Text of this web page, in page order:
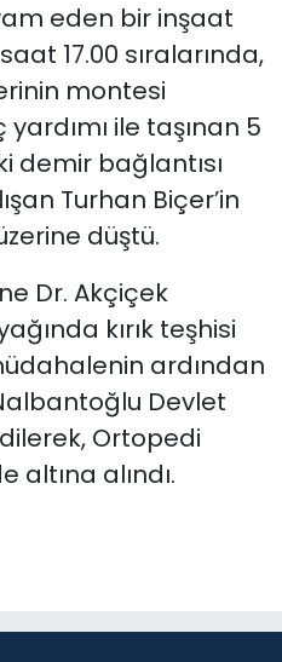
eden bir inşaat
17.00 sıralarında,
montesi
yardımı ile taşınan 5
demir bağlantısı
Turhan Biçer’in
düştü.
Dr. Akçiçek
kırık teşhisi
ardından
Devlet
Ortopedi
altına alındı.